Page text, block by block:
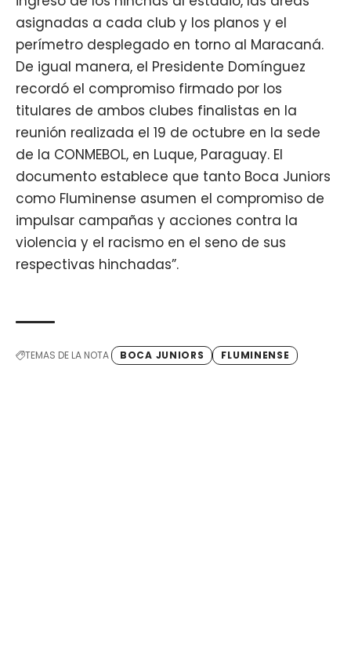
asignadas a cada club y los planos y el
perímetro desplegado en torno al Maracaná.
De igual manera, el Presidente Domínguez
recordó el compromiso firmado por los
titulares de ambos clubes finalistas en la
reunión realizada el 19 de octubre en la sede
de la CONMEBOL, en Luque, Paraguay. El
documento establece que tanto Boca Juniors
como Fluminense asumen el compromiso de
impulsar campañas y acciones contra la
violencia y el racismo en el seno de sus
respectivas hinchadas”.
TEMAS DE LA NOTA BOCA JUNIORS FLUMINENSE